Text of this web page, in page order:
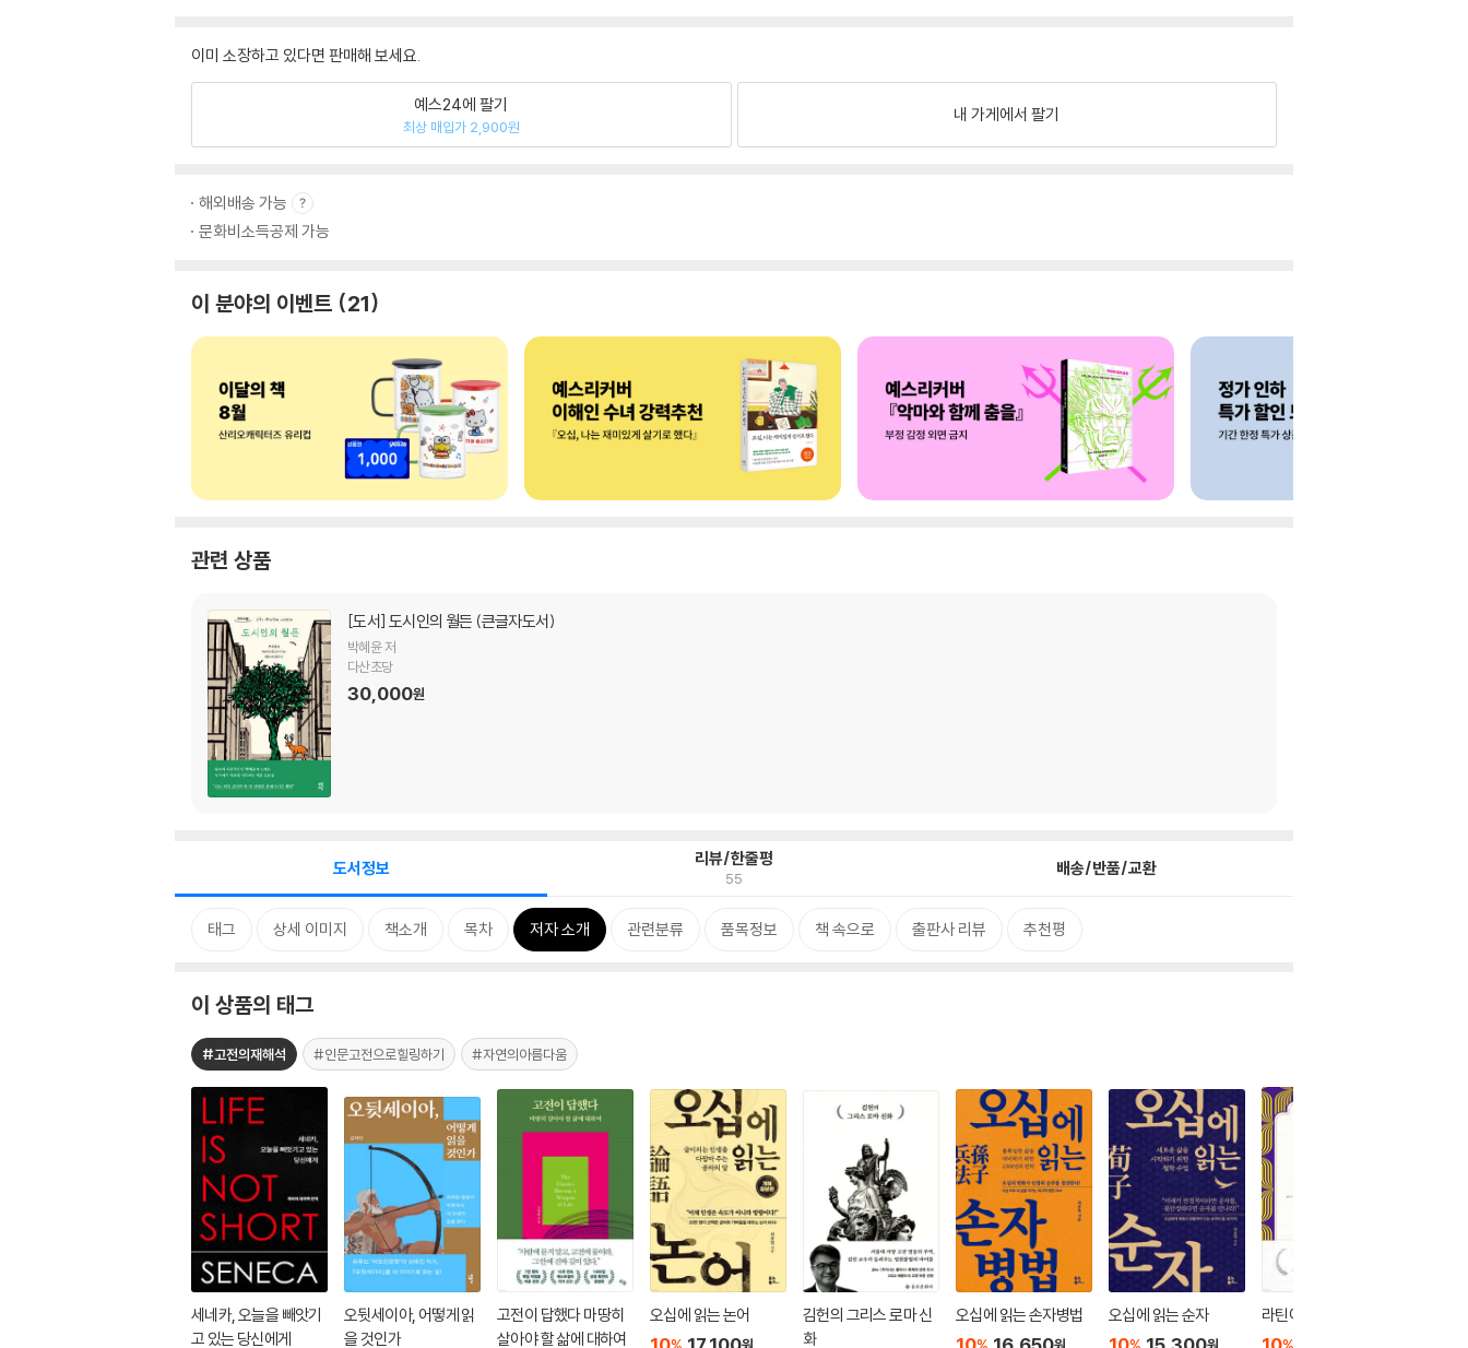
이미 소장하고 있다면 판매해 보세요.
예스24에 팔기
최상 매입가 2,900원
내 가게에서 팔기
해외배송 가능
문화비소득공제 가능
이 분야의 이벤트 21
관련 상품
[도서] 도시인의 월든 (큰글자도서)
박혜윤 저
다산초당
30,000원
도서정보 리뷰/한줄평
55 배송/반품/교환
태그 상세 이미지 책소개 목차 저자 소개 관련분류 품목정보 책 속으로 출판사 리뷰 추천평
이 상품의 태그
#고전의재해석 #인문고전으로힐링하기 #자연의아름다움
세네카, 오늘을 빼앗기
고 있는 당신에게
오뒷세이아, 어떻게 읽
을 것인가
고전이 답했다 마땅히
살아야 할 삶에 대하여
오십에 읽는 논어
김헌의 그리스 로마 신
화
오십에 읽는 손자병법 오십에 읽는 순자 라틴어 수업